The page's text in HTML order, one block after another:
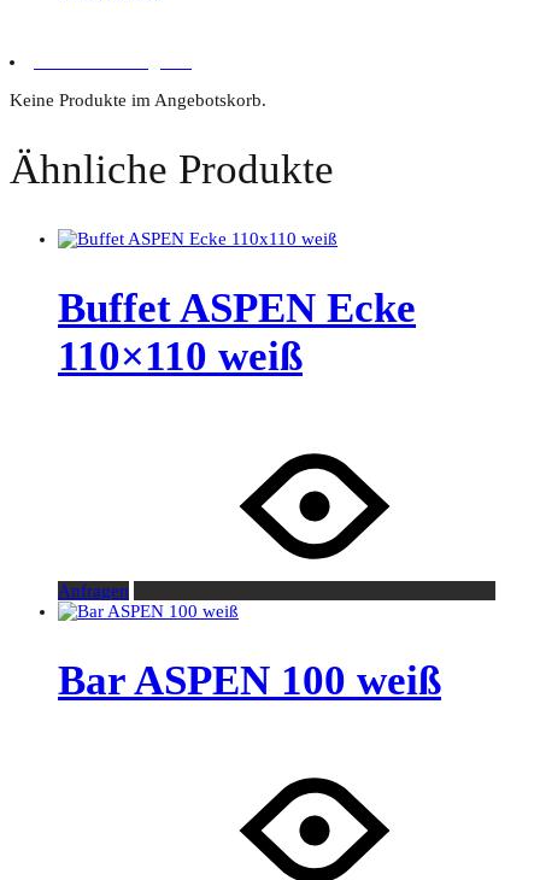
Keine Produkte im Angebotskorb.
Ähnliche Produkte
Buffet ASPEN Ecke
110×110 weiß
Anfragen
Bar ASPEN 100 weiß